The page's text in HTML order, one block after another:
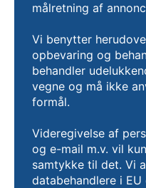
målretning af
Vi benytter
opbevaring og
behandler
vegne og må ikke
formål.
Videregivelse af
og e-mail m.v. vil
samtykke til det. Vi
databehandlere i